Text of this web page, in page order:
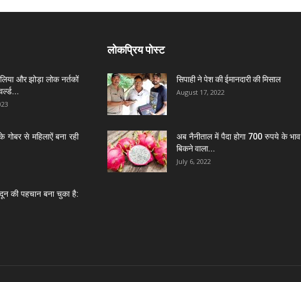
और झोड़ा लोक नर्तकों
गोबर से महिलाऐं बना रही
की पहचान बना चुका है:
लोकप्रिय पोस्ट
सिपाही ने पेश की ईमानदारी की मिसाल
August 17, 2022
अब नैनीताल में पैदा होगा 700 रुपये के भाव
बिकने वाला...
July 6, 2022